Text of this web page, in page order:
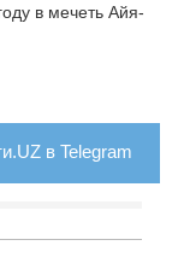
в мечеть Айя-
в Telegram